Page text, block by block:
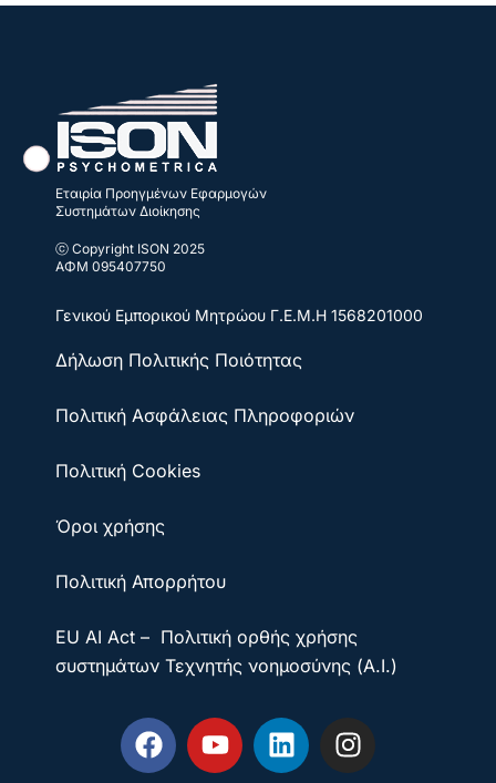
Εταιρία Προηγμένων Εφαρμογών
Συστημάτων Διοίκησης
ⓒ Copyright ISON 2025
ΑΦΜ 095407750
Γενικού Εμπορικού Μητρώου Γ.Ε.Μ.Η 1568201000
Δήλωση Πολιτικής Ποιότητας
Πολιτική Ασφάλειας Πληροφοριών
Πολιτική Cookies
Όροι χρήσης
Πολιτική Απορρήτου
EU AI Act – Πολιτική ορθής χρήσης
συστημάτων Τεχνητής νοημοσύνης (A.I.)